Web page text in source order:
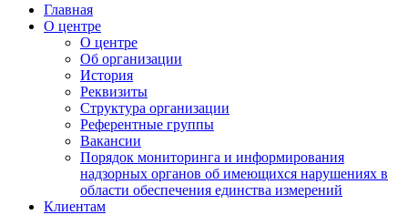
Главная
О центре
О центре
Об организации
История
Реквизиты
Структура организации
Референтные группы
Вакансии
Порядок мониторинга и информирования
надзорных органов об имеющихся нарушениях в
области обеспечения единства измерений
Клиентам